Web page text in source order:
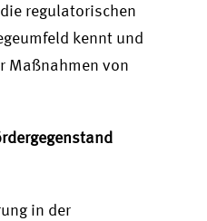
regulatorischen
kennt und
Maßnahmen von
in der